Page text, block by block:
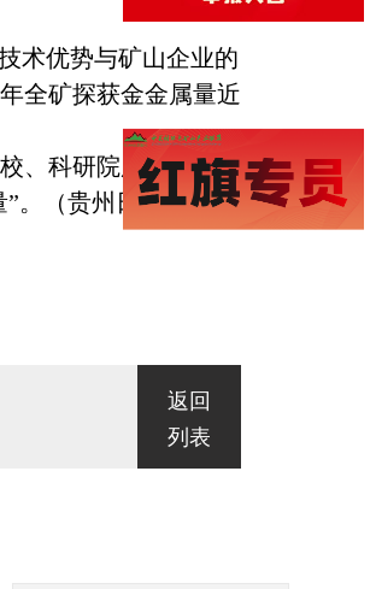
术优势与矿山企业的
全矿探获金金属量近
、科研院所联合攻
。（贵州日报 张
返回
列表